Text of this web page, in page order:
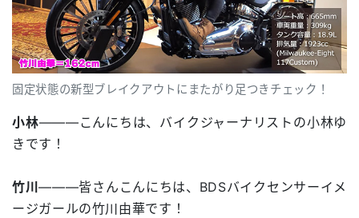
固定状態の新型ブレイクアウトにまたがり足つきチェック！
小林―――こんにちは、バイクジャーナリストの小林ゆ
きです！
竹川―――皆さんこんにちは、BDSバイクセンサーイメ
ージガールの竹川由華です！